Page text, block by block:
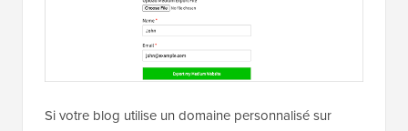
Si votre blog utilise un domaine personnalisé sur